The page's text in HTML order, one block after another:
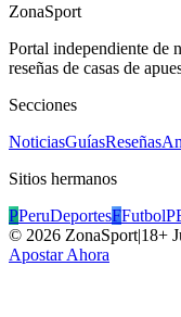
ZonaSport
Portal independiente de
reseñas de casas de
Secciones
NoticiasGuíasReseñas
Sitios hermanos
PPeruDeportesF
© 2026 ZonaSport|18+
Apostar Ahora